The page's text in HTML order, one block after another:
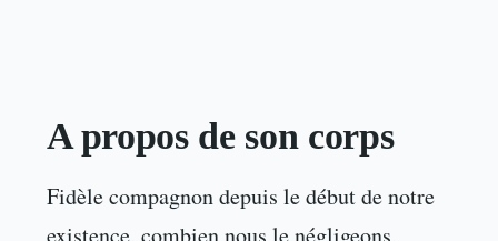
A propos de son corps
Fidèle compagnon depuis le début de notre
existence, combien nous le négligeons,